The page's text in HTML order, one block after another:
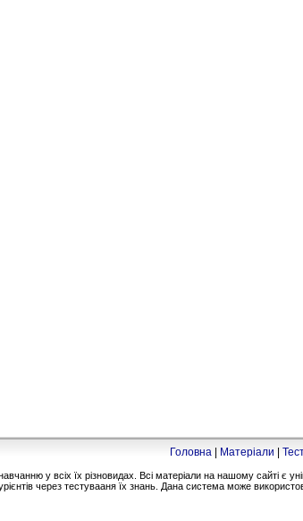
Головна Матеріали
у всіх їх різновидах. Всі матеріали на нашому сайті
через тестувааня їх знань. Дана система може